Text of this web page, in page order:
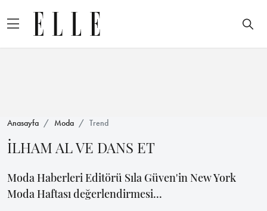
Anasayfa Moda Trend
İLHAM AL VE DANS ET
Moda Haberleri Editörü Sıla Güven'in New York
Moda Haftası değerlendirmesi...